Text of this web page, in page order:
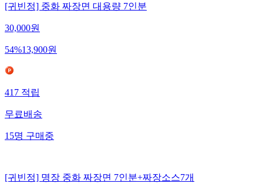
[귀빈정] 중화 짜장면 대용량 7인분
30,000원
54%13,900원
417 적립
무료배송
15명 구매중
[귀빈정] 명장 중화 짜장면 7인분+짜장소스7개